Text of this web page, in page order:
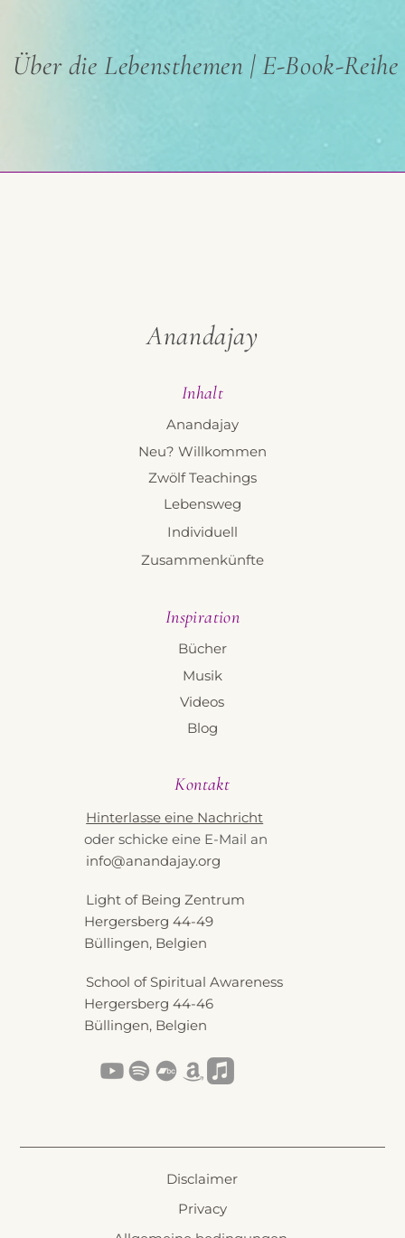
Über die Lebensthemen | E-Book-Reihe
Disclaimer
Privacy
Kontakt
Hinterlasse eine Nachricht
oder schicke eine E-Mail an
info@anandajay.org
Light of Being Zentrum
Hergersberg 44-49
Büllingen, Belgien
School of Spiritual Awareness
Hergersberg 44-46
Büllingen, Belgien
Inspiration
Bücher
Musik
Videos
Blog
Inhalt
Neu? Willkommen
Anandajay
Zwölf Teachings
Lebensweg
Individuell
Zusammenkünfte
Anandajay